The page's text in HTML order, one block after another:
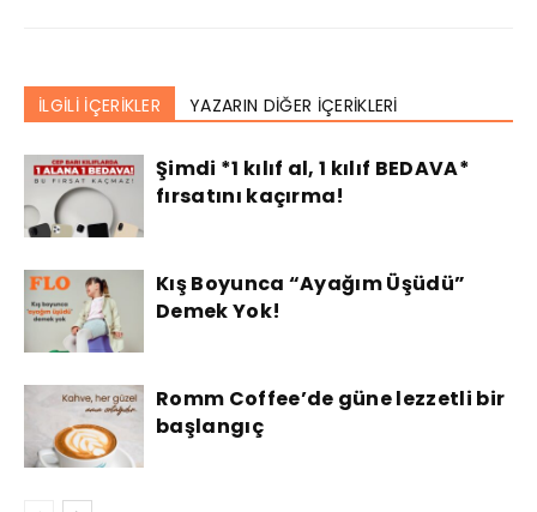
İLGİLİ İÇERİKLER YAZARIN DİĞER İÇERİKLERİ
Şimdi *1 kılıf al, 1 kılıf BEDAVA*
fırsatını kaçırma!
Kış Boyunca “Ayağım Üşüdü”
Demek Yok!
Romm Coffee’de güne lezzetli bir
başlangıç